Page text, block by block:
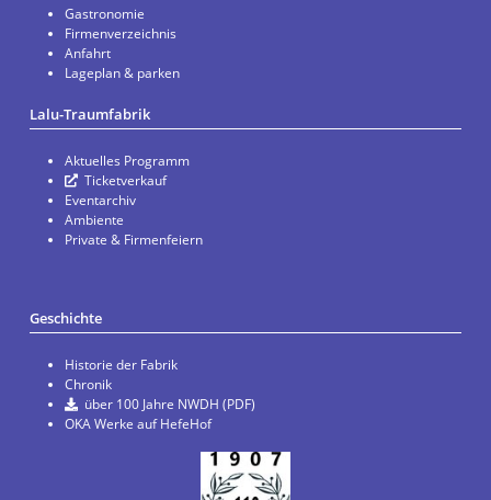
Gastronomie
Firmenverzeichnis
Anfahrt
Lageplan & parken
Lalu-Traumfabrik
Aktuelles Programm
Ticketverkauf
Eventarchiv
Ambiente
Private & Firmenfeiern
Geschichte
Historie der Fabrik
Chronik
über 100 Jahre NWDH (PDF)
OKA Werke auf HefeHof